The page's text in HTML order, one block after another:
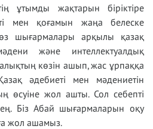
ұтымды жақтарын біріктіре
мен қоғамын жаңа белеске
шығармалары арқылы қазақ
және интеллектуалдық
көзін ашып, жас ұрпаққа
әдебиеті мен мәдениетін
өсуіне жол ашты. Сол себепті
Біз Абай шығармаларын оқу
жол ашамыз.